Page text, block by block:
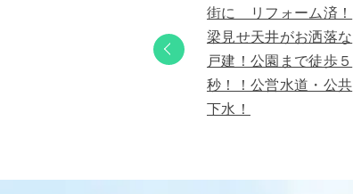
街に リフォーム済！
梁見せ天井がお洒落な
戸建！公園まで徒歩５
秒！！公営水道・公共
下水！